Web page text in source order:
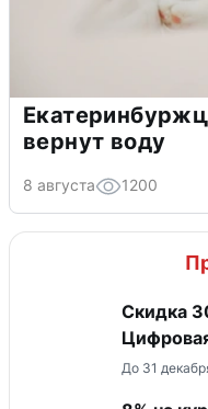
вернут воду
8 августа 1200
Скидка
До 31